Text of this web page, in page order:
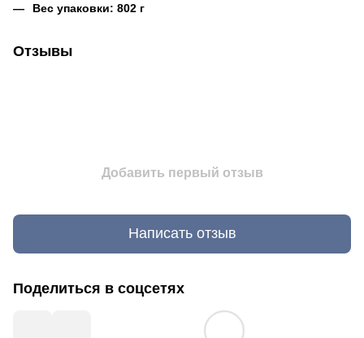
Вес упаковки: 802 г
Отзывы
Добавить первый отзыв
Написать отзыв
Поделиться в соцсетях